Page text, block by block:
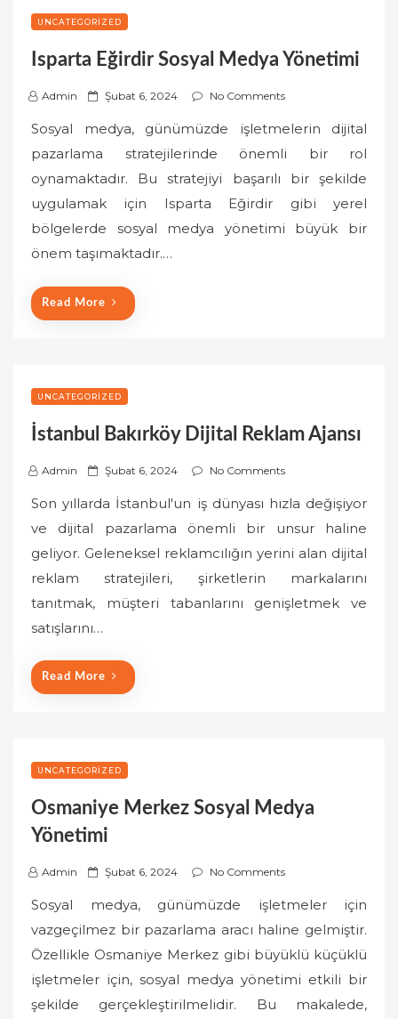
UNCATEGORIZED
Isparta Eğirdir Sosyal Medya Yönetimi
Admin
P
s
t
e
d
o
Şubat 6, 2024 No Comments
Sosyal medya, günümüzde işletmelerin dijital
pazarlama stratejilerinde önemli bir rol
oynamaktadır. Bu stratejiyi başarılı bir şekilde
uygulamak için Isparta Eğirdir gibi yerel
bölgelerde sosyal medya yönetimi büyük bir
önem taşımaktadır.…
Read More
UNCATEGORIZED
İstanbul Bakırköy Dijital Reklam Ajansı
Admin
P
s
e
Şubat 6, 2024 No Comments
Son yıllarda İstanbul'un iş dünyası hızla değişiyor
ve dijital pazarlama önemli bir unsur haline
geliyor. Geleneksel reklamcılığın yerini alan dijital
reklam stratejileri, şirketlerin markalarını
tanıtmak, müşteri tabanlarını genişletmek ve
satışlarını…
Read More
UNCATEGORIZED
Osmaniye Merkez Sosyal Medya
Yönetimi
Admin
P
s
t
e
d
o
Şubat 6, 2024 No Comments
Sosyal medya, günümüzde işletmeler için
vazgeçilmez bir pazarlama aracı haline gelmiştir.
Özellikle Osmaniye Merkez gibi büyüklü küçüklü
işletmeler için, sosyal medya yönetimi etkili bir
şekilde gerçekleştirilmelidir. Bu makalede,